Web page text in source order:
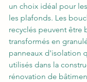
un choix idéal pour
les plafonds. Les
recyclés peuvent être
transformés en
panneaux d'isolation
utilisés dans la
rénovation de